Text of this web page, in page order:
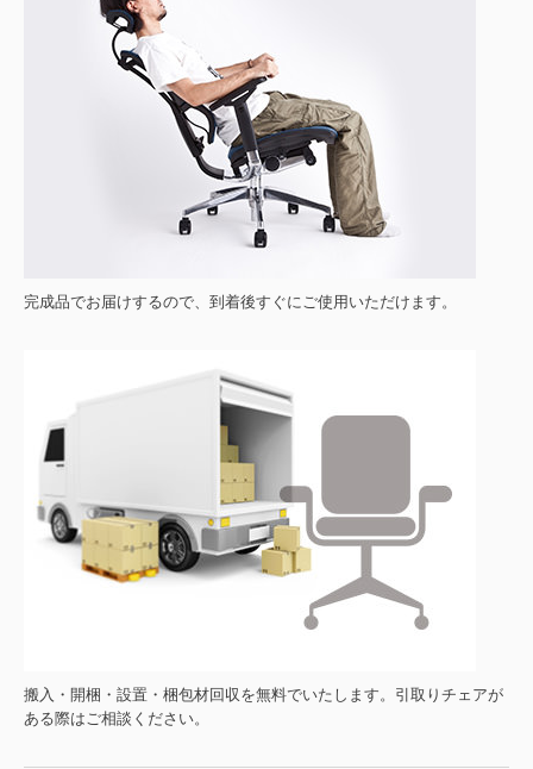
完成品でお届けするので、到着後すぐにご使用いただけます。
搬入・開梱・設置・梱包材回収を無料でいたします。引取りチェアが
ある際はご相談ください。